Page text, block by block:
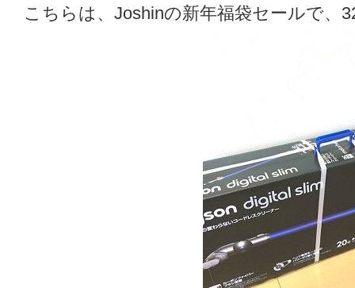
こちらは、Joshinの新年福袋セールで、